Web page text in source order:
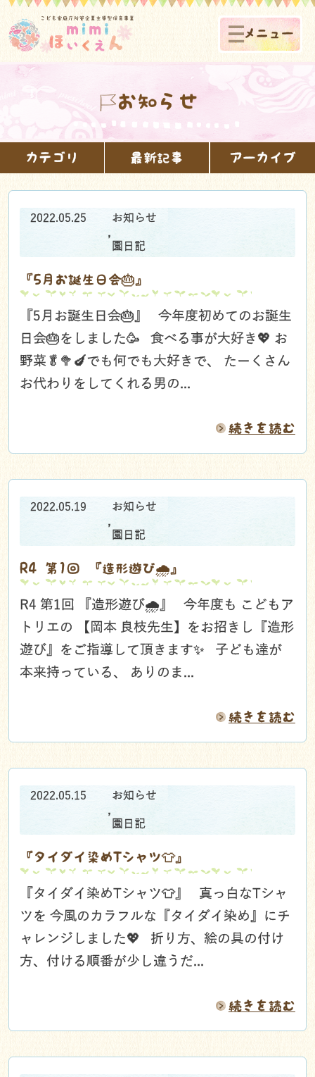
メニュー
お知らせ
カテゴリ 最新記事 アーカイブ
2022.05.25 お知らせ
,
園日記
『5月お誕生日会🎂』
『5月お誕生日会🎂』 今年度初めてのお誕生
日会🎂をしました🥳 食べる事が大好き💖 お
野菜🥬🥦🍆でも何でも大好きで、 たーくさん
お代わりをしてくれる男の...
続きを読む
2022.05.19 お知らせ
,
園日記
R4 第1回 『造形遊び🌧』
R4 第1回 『造形遊び🌧』 今年度も こどもア
トリエの 【岡本 良枝先生】をお招きし『造形
遊び』をご指導して頂きます✨ 子ども達が
本来持っている、 ありのま...
続きを読む
2022.05.15 お知らせ
,
園日記
『タイダイ染めTシャツ👕』
『タイダイ染めTシャツ👕』 真っ白なTシャ
ツを 今風のカラフルな『タイダイ染め』にチ
ャレンジしました💖 折り方、絵の具の付け
方、付ける順番が少し違うだ...
続きを読む